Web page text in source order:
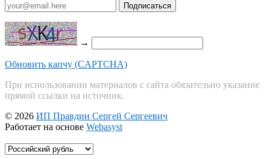
→
Обновить капчу (CAPTCHA)
При использовании материалов с сайта обязательно указание
прямой ссылки на источник.
© 2026 ИП Правдин Сергей Сергеевич
Работает на основе Webasyst